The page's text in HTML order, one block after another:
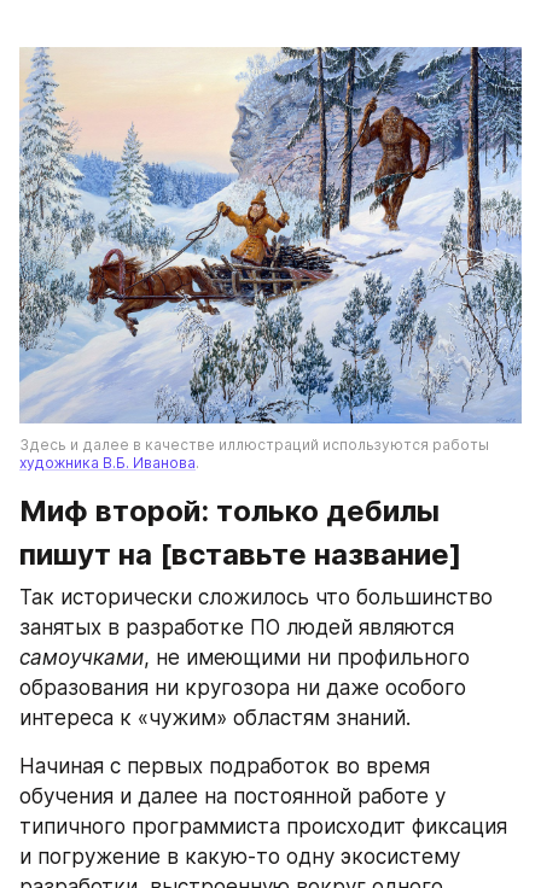
художника В.Б. Иванова.
Миф второй: только дебилы
пишут на [вставьте название]
Так исторически сложилось что большинство
самоучками, не имеющими ни профильного
образования ни кругозора ни даже особого
интереса к «чужим» областям знаний.
Начиная с первых подработок во время
обучения и далее на постоянной работе у
типичного программиста происходит фиксация
и погружение в какую-то одну экосистему